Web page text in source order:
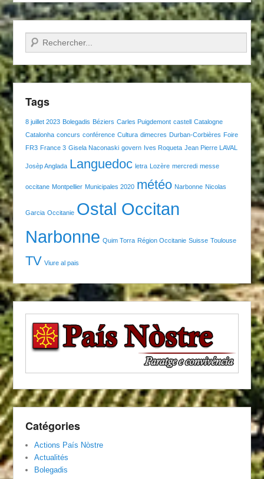
Recherche
Tags
8 juillet 2023 Bolegadis Béziers Carles Puigdemont castell Catalogne
Catalonha concurs conférence Cultura dimecres Durban-Corbières Foire
FR3 France 3 Gisela Naconaski govern Ives Roqueta Jean Pierre LAVAL
Josèp Anglada Languedoc letra Lozère mercredi messe
occitane Montpellier Municipales 2020 météo Narbonne Nicolas
Garcia Occitanie Ostal Occitan
Narbonne Quim Torra Région Occitanie Suisse Toulouse
TV Viure al pais
Catégories
Actions País Nòstre
Actualités
Bolegadis